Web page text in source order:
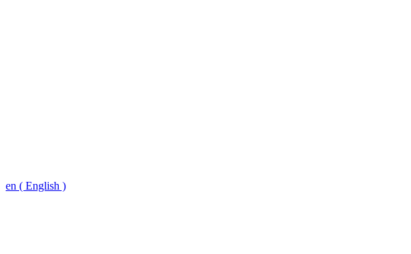
en ( English )